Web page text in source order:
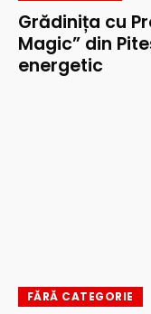
Grădinița cu
Magic” din
energetic
FĂRĂ CATEGORIE